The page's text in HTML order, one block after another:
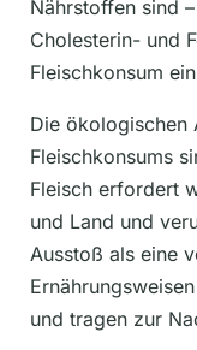
Nährstoffen sind
Cholesterin- und
Fleischkonsum
Die ökologischen
Fleischkonsums
Fleisch erfordert
und Land und
Ausstoß als eine
und tragen zur